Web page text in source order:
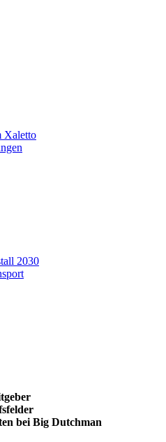
Xaletto
2030
bei Big Dutchman